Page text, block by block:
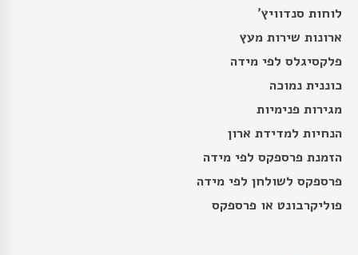
לוחות סנדוויץ’
ארונות שירות מעץ
פלקסיגלס לפי מידה
כוננית נמוכה
מגירות פנימיות
הנחיות למדידת ארון
הזמנת פרספקס לפי מידה
פרספקס לשולחן לפי מידה
פוליקרבונט או פרספקס